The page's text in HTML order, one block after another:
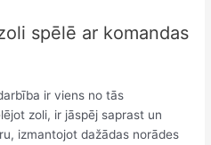
spēlē ar komandas
ir viens no tās
zoli, ir jāspēj saprast un
izmantojot dažādas norādes